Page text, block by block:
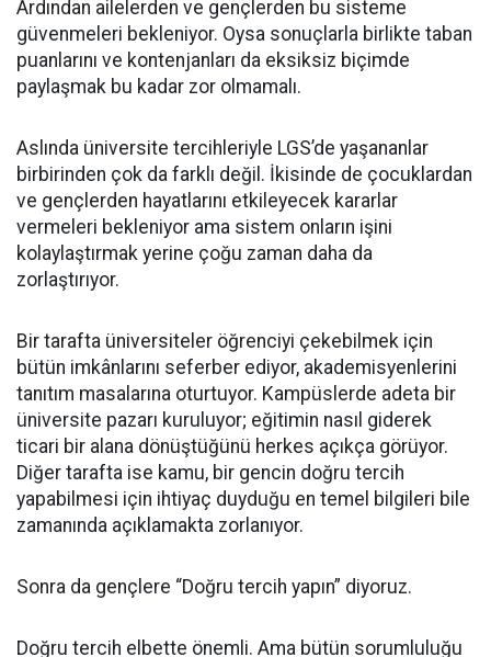
Ardından ailelerden ve gençlerden bu sisteme
güvenmeleri bekleniyor. Oysa sonuçlarla birlikte taban
puanlarını ve kontenjanları da eksiksiz biçimde
paylaşmak bu kadar zor olmamalı.
Aslında üniversite tercihleriyle LGS’de yaşananlar
birbirinden çok da farklı değil. İkisinde de çocuklardan
ve gençlerden hayatlarını etkileyecek kararlar
vermeleri bekleniyor ama sistem onların işini
kolaylaştırmak yerine çoğu zaman daha da
zorlaştırıyor.
Bir tarafta üniversiteler öğrenciyi çekebilmek için
bütün imkânlarını seferber ediyor, akademisyenlerini
tanıtım masalarına oturtuyor. Kampüslerde adeta bir
üniversite pazarı kuruluyor; eğitimin nasıl giderek
ticari bir alana dönüştüğünü herkes açıkça görüyor.
Diğer tarafta ise kamu, bir gencin doğru tercih
yapabilmesi için ihtiyaç duyduğu en temel bilgileri bile
zamanında açıklamakta zorlanıyor.
Sonra da gençlere “Doğru tercih yapın” diyoruz.
Doğru tercih elbette önemli. Ama bütün sorumluluğu